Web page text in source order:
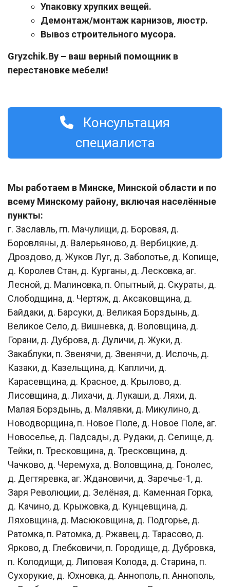
Упаковку хрупких вещей.
Демонтаж/монтаж карнизов, люстр.
Вывоз строительного мусора.
Gryzchik.By – ваш верный помощник в
перестановке мебели!
Консультация
специалиста
Мы работаем в Минске, Минской области и по
всему Минскому району, включая населённые
пункты:
г. Заславль, гп. Мачулищи, д. Боровая, д.
Боровляны, д. Валерьяново, д. Вербицкие, д.
Дроздово, д. Жуков Луг, д. Заболотье, д. Копище,
д. Королев Стан, д. Курганы, д. Лесковка, аг.
Лесной, д. Малиновка, п. Опытный, д. Скураты, д.
Слободщина, д. Чертяж, д. Аксаковщина, д.
Байдаки, д. Барсуки, д. Великая Борздынь, д.
Великое Село, д. Вишневка, д. Воловщина, д.
Горани, д. Дуброва, д. Дуличи, д. Жуки, д.
Закаблуки, п. Звенячи, д. Звенячи, д. Ислочь, д.
Казаки, д. Казельщина, д. Капличи, д.
Карасевщина, д. Красное, д. Крылово, д.
Лисовщина, д. Лихачи, д. Лукаши, д. Ляхи, д.
Малая Борздынь, д. Малявки, д. Микулино, д.
Новодворщина, п. Новое Поле, д. Новое Поле, аг.
Новоселье, д. Падсады, д. Рудаки, д. Селище, д.
Тейки, п. Тресковщина, д. Тресковщина, д.
Чачково, д. Черемуха, д. Воловщина, д. Гонолес,
д. Дегтяревка, аг. Ждановичи, д. Заречье-1, д.
Заря Революции, д. Зелёная, д. Каменная Горка,
д. Качино, д. Крыжовка, д. Кунцевщина, д.
Ляховщина, д. Масюковщина, д. Подгорье, д.
Ратомка, п. Ратомка, д. Ржавец, д. Тарасово, д.
Ярково, д. Глебковичи, п. Городище, д. Дубровка,
п. Колодищи, д. Липовая Колода, д. Старина, п.
Сухорукие, д. Юхновка, д. Аннополь, п. Аннополь,